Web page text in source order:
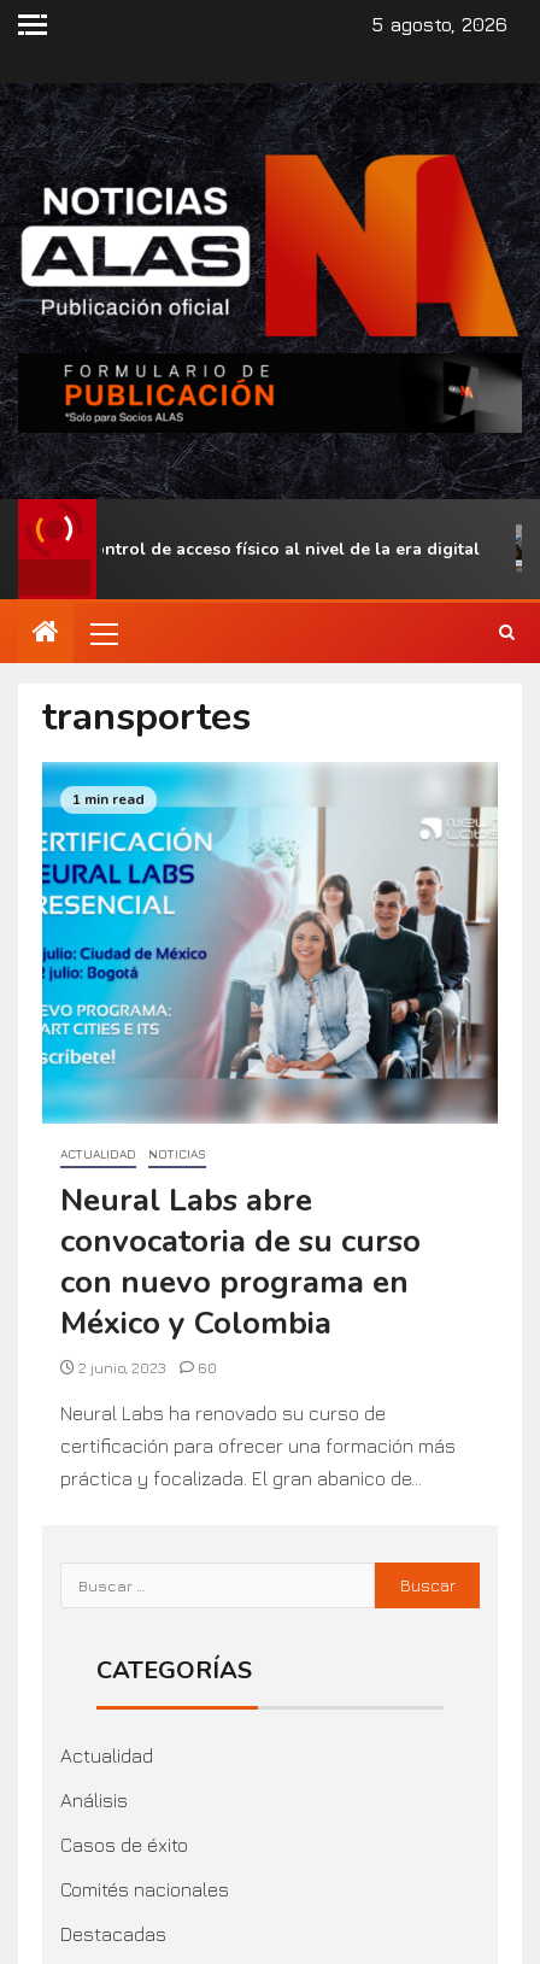
5 agosto, 2026
el control de acceso físico al nivel de la era digital
transportes
1 min read
ACTUALIDAD NOTICIAS
Neural Labs abre
convocatoria de su curso
con nuevo programa en
México y Colombia
2 junio, 2023 60
Neural Labs ha renovado su curso de
certificación para ofrecer una formación más
práctica y focalizada. El gran abanico de...
CATEGORÍAS
Actualidad
Análisis
Casos de éxito
Comités nacionales
Destacadas